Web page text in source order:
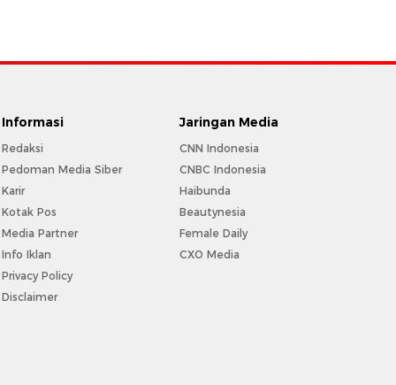
Informasi
Redaksi
Pedoman Media Siber
Karir
Kotak Pos
Media Partner
Info Iklan
Privacy Policy
Disclaimer
Jaringan Media
CNN Indonesia
CNBC Indonesia
Haibunda
Beautynesia
Female Daily
CXO Media